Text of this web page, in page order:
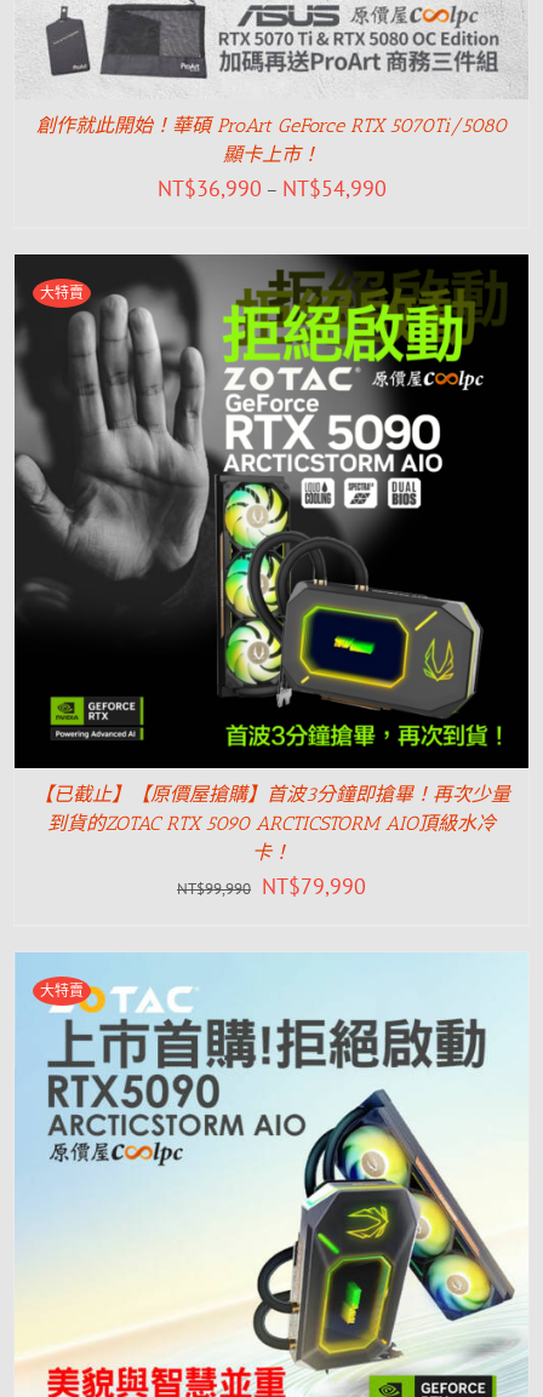
創作就此開始！華碩 ProArt GeForce RTX 5070Ti/5080
顯卡上市！
NT$36,990 – NT$54,990
大特賣
【已截止】【原價屋搶購】首波3分鐘即搶畢！再次少量
到貨的ZOTAC RTX 5090 ARCTICSTORM AIO頂級水冷
卡！
NT$99,990 NT$79,990
大特賣